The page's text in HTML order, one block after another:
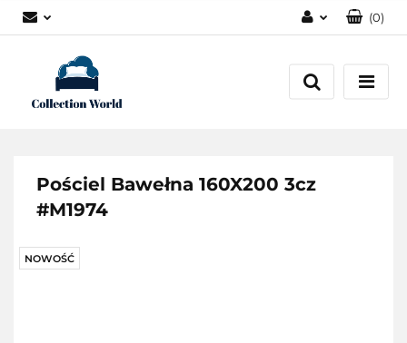
Zarejestruj się
(0)
Pościel Bawełna 160X200 3cz
#M1974
NOWOŚĆ